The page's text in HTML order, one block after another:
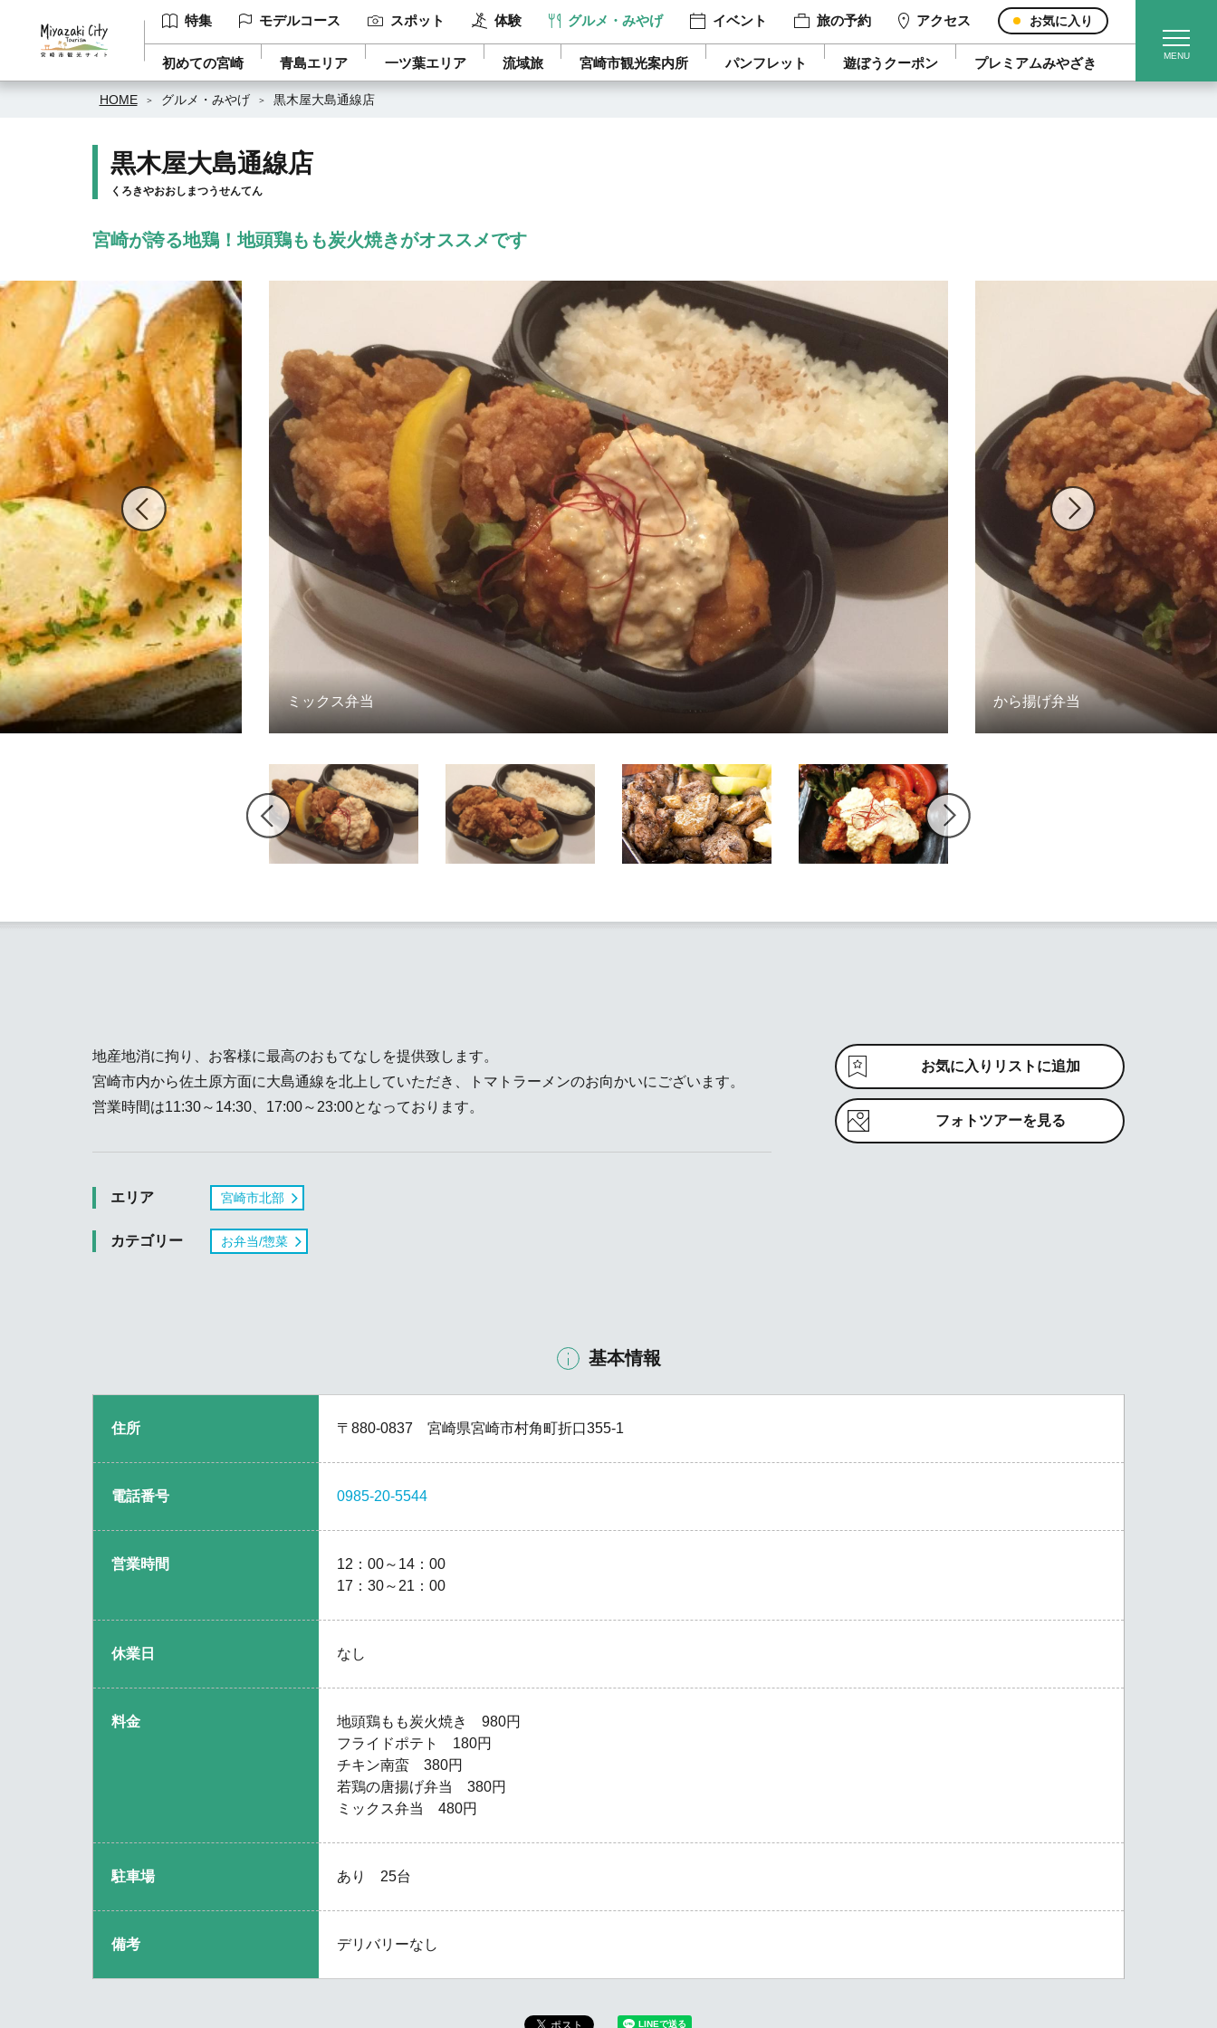
特集 モデルコース スポット 体験 グルメ・みやげ イベント 旅の予約 アクセス お気に入り
初めての宮崎 青島エリア 一ツ葉エリア 流域旅 宮崎市観光案内所 パンフレット 遊ぼうクーポン プレミアムみやざき
HOME グルメ・みやげ 黒木屋大島通線店
黒木屋大島通線店
くろきやおおしまつうせんてん
宮崎が誇る地鶏！地頭鶏もも炭火焼きがオススメです
ミックス弁当 から揚げ弁当
地産地消に拘り、お客様に最高のおもてなしを提供致します。
宮崎市内から佐土原方面に大島通線を北上していただき、トマトラーメンのお向かいにございます。
営業時間は11:30～14:30、17:00～23:00となっております。
エリア 宮崎市北部
カテゴリー お弁当/惣菜
お気に入りリストに追加
フォトツアーを見る
基本情報
住所 〒880-0837 宮崎県宮崎市村角町折口355-1
電話番号 0985-20-5544
営業時間
12：00～14：00
17：30～21：00
休業日 なし
料金
地頭鶏もも炭火焼き 980円
フライドポテト 180円
チキン南蛮 380円
若鶏の唐揚げ弁当 380円
ミックス弁当 480円
駐車場 あり 25台
備考 デリバリーなし